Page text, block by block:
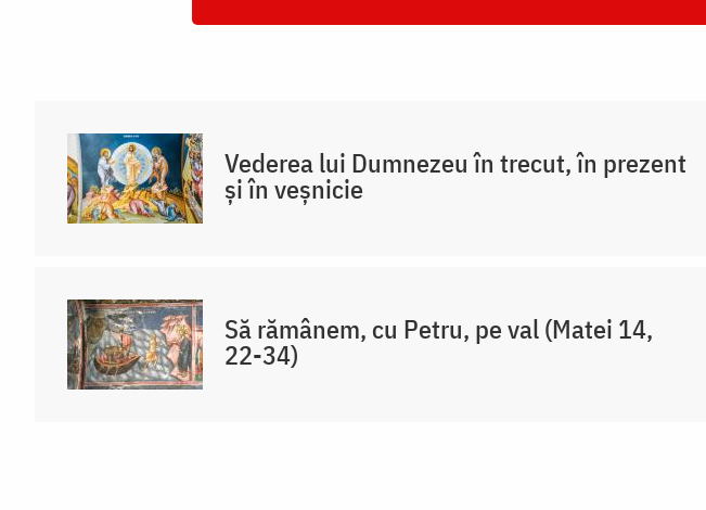
Vederea lui Dumnezeu în trecut, în prezent
și în veșnicie
Să rămânem, cu Petru, pe val (Matei 14,
22-34)